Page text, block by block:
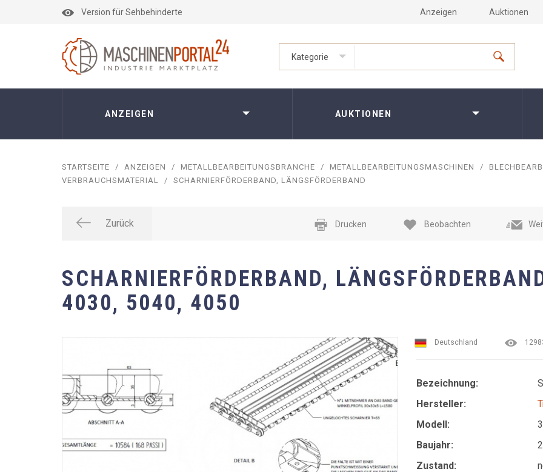
Version für Sehbehinderte Anzeigen Auktionen
Kategorie
ANZEIGEN AUKTIONEN
STARTSEITE / ANZEIGEN / METALLBEARBEITUNGSBRANCHE / METALLBEARBEITUNGSMASCHINEN /
VERBRAUCHSMATERIAL
/ SCHARNIERFÖRDERBAND, LÄNGSFÖRDERBAND
Zurück Drucken Beobachten
SCHARNIERFÖRDERBAND,
4030, 5040, 4050
Deutschland
Bezeichnung:
Hersteller:
Modell:
Baujahr:
Zustand: